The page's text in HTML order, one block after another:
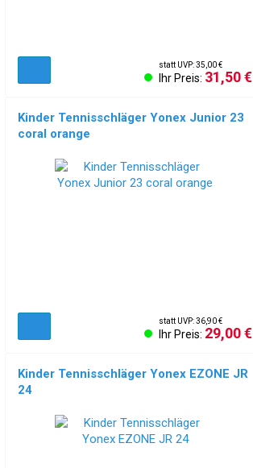
statt UVP: 35,00 €
Ihr Preis: 31,50 €
Kinder Tennisschläger Yonex Junior 23
coral orange
statt UVP: 36,90 €
Ihr Preis: 29,00 €
Kinder Tennisschläger Yonex EZONE JR
24